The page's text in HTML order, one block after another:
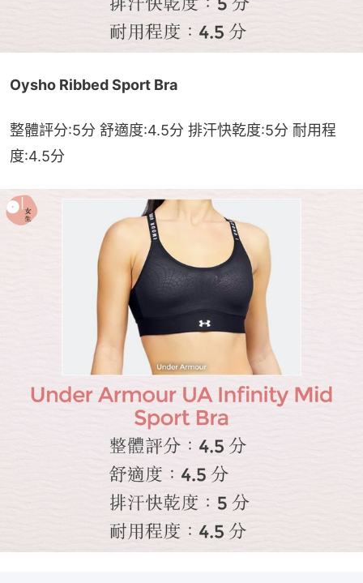
Oysho Ribbed Sport Bra
整體評分:5分 舒適度:4.5分 排汗快乾度:5分 耐用程
度:4.5分